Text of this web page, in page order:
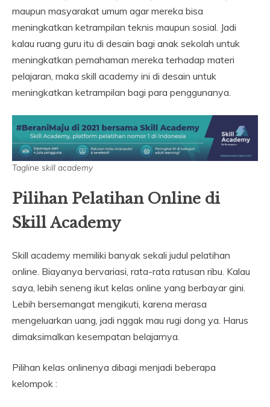
maupun masyarakat umum agar mereka bisa
meningkatkan ketrampilan teknis maupun sosial. Jadi
kalau ruang guru itu di desain bagi anak sekolah untuk
meningkatkan pemahaman mereka terhadap materi
pelajaran, maka skill academy ini di desain untuk
meningkatkan ketrampilan bagi para penggunanya.
Tagline skill academy
Pilihan Pelatihan Online di
Skill Academy
Skill academy memiliki banyak sekali judul pelatihan
online. Biayanya bervariasi, rata-rata ratusan ribu. Kalau
saya, lebih seneng ikut kelas online yang berbayar gini.
Lebih bersemangat mengikuti, karena merasa
mengeluarkan uang, jadi nggak mau rugi dong ya. Harus
dimaksimalkan kesempatan belajarnya.
Pilihan kelas onlinenya dibagi menjadi beberapa
kelompok :